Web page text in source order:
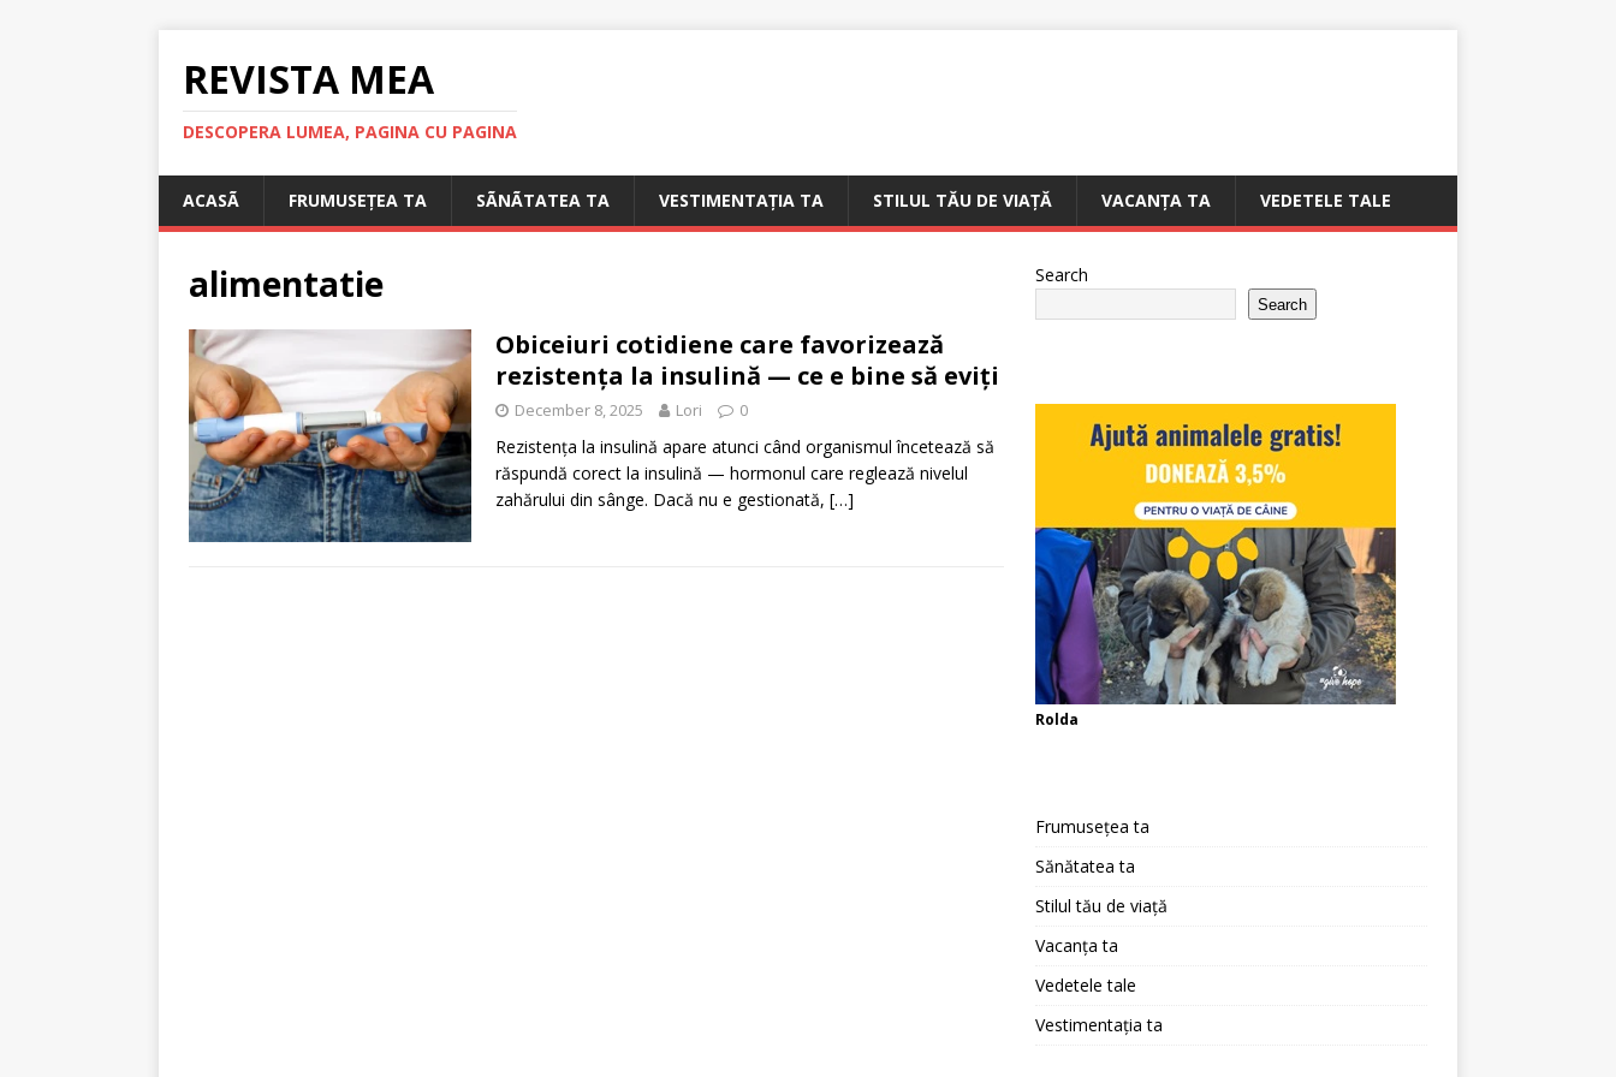
REVISTA MEA
DESCOPERA LUMEA, PAGINA CU PAGINA
ACASÃ FRUMUSEȚEA TA SÃNÃTATEA TA VESTIMENTAȚIA TA STILUL TĂU DE VIAȚĂ VACANȚA TA VEDETELE TALE
alimentatie
Obiceiuri cotidiene care favorizează
rezistența la insulină — ce e bine să eviți
December 8, 2025 Lori 0
Rezistența la insulină apare atunci când organismul încetează să
răspundă corect la insulină — hormonul care reglează nivelul
zahărului din sânge. Dacă nu e gestionată, […]
Search
Search
Rolda
Frumusețea ta
Sănătatea ta
Stilul tău de viață
Vacanța ta
Vedetele tale
Vestimentația ta